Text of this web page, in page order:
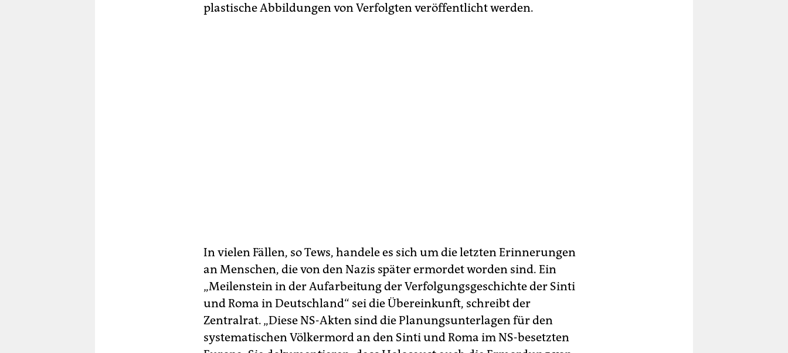
plastische Abbildungen von Verfolgten veröffentlicht werden.
In vielen Fällen, so Tews, handele es sich um die letzten Erinnerungen
an Menschen, die von den Nazis später ermordet worden sind. Ein
„Meilenstein in der Aufarbeitung der Verfolgungsgeschichte der Sinti
und Roma in Deutschland“ sei die Übereinkunft, schreibt der
Zentralrat. „Diese NS-Akten sind die Planungsunterlagen für den
systematischen Völkermord an den Sinti und Roma im NS-besetzten